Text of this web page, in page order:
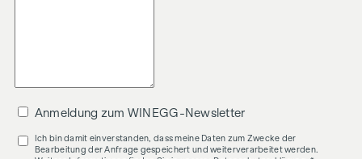
Anmeldung zum WINEGG-Newsletter
Ich bin damit einverstanden, dass meine Daten zum Zwecke der
Bearbeitung der Anfrage gespeichert und weiterverarbeitet werden.